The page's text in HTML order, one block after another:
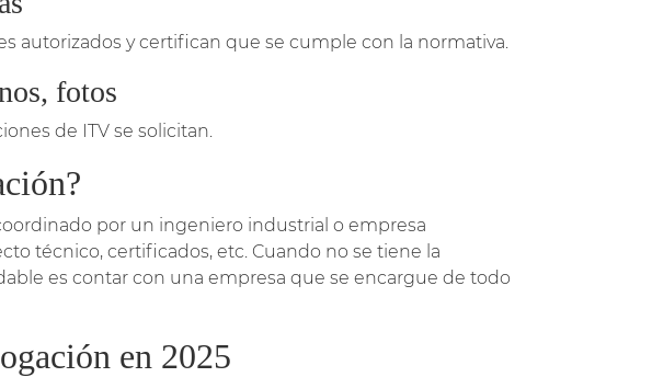
autorizados y certifican que se cumple con la normativa.
fotos
de ITV se solicitan.
por un ingeniero industrial o empresa
técnico, certificados, etc. Cuando no se tiene la
es contar con una empresa que se encargue de todo
en 2025